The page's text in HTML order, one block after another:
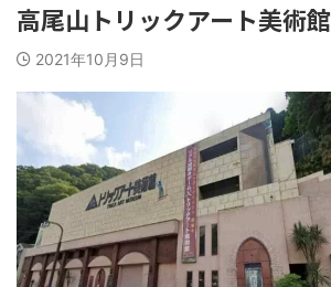
高尾山トリックアート美術館
2021年10月9日